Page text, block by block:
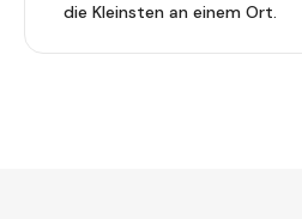
die Kleinsten an einem Ort.